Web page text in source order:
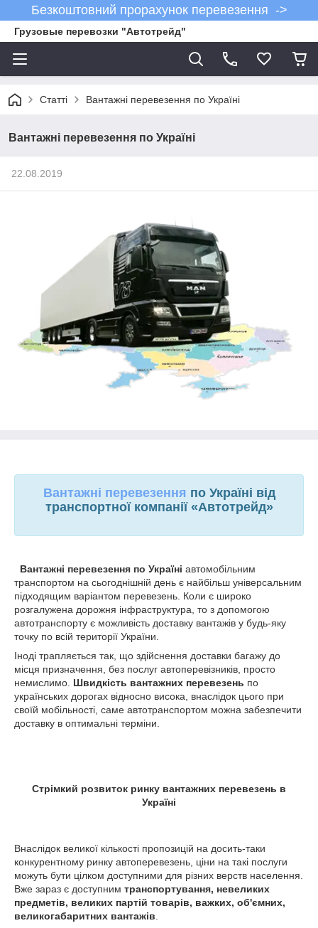
Безкоштовний прорахунок перевезення ->
Грузовые перевозки "Автотрейд"
Статті Вантажні перевезення по Україні
Вантажні перевезення по Україні
22.08.2019
Вантажні перевезення по Україні від
транспортної компанії «Автотрейд»
Вантажні перевезення по Україні автомобільним
транспортом на сьогоднішній день є найбільш універсальним
підходящим варіантом перевезень. Коли є широко
розгалужена дорожня інфраструктура, то з допомогою
автотранспорту є можливість доставку вантажів у будь-яку
точку по всій території України.
Іноді трапляється так, що здійснення доставки багажу до
місця призначення, без послуг автоперевізників, просто
немислимо. Швидкість вантажних перевезень по
українських дорогах відносно висока, внаслідок цього при
своїй мобільності, саме автотранспортом можна забезпечити
доставку в оптимальні терміни.
Стрімкий розвиток ринку вантажних перевезень в
Україні
Внаслідок великої кількості пропозицій на досить-таки
конкурентному ринку автоперевезень, ціни на такі послуги
можуть бути цілком доступними для різних верств населення.
Вже зараз є доступним транспортування, невеликих
предметів, великих партій товарів, важких, об'ємних,
великогабаритних вантажів